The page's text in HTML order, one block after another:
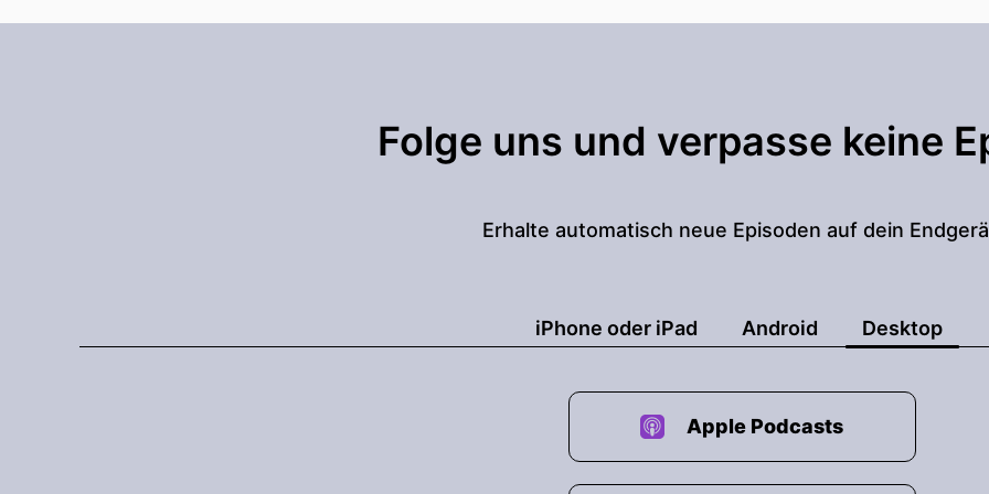
Folge uns und verpasse keine
Erhalte automatisch neue Episoden auf dein
iPhone oder iPad Android Desktop
Apple Podcasts